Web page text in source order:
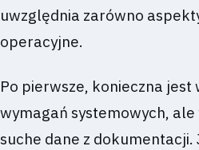
uwzględnia zarówno
operacyjne.
Po pierwsze, konieczna
wymagań systemowych,
suche dane z